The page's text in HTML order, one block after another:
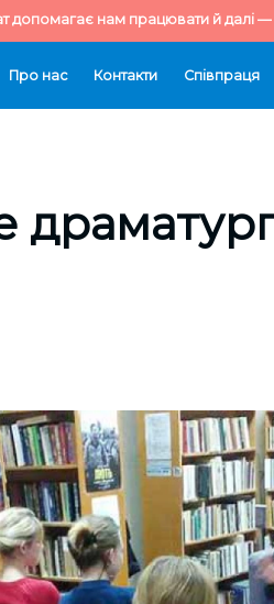
допомагає нам працювати й далі —
Про нас Контакти Cпівпраця